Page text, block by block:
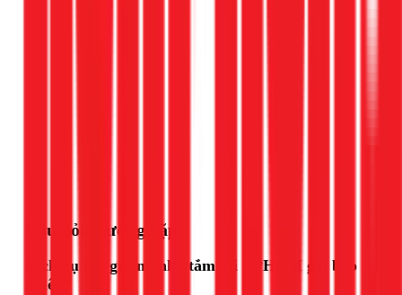
Câu hỏi thường gặp
Dịch vụ lắp gương nhà tắm tại TPHCM giá bao
nhiêu?